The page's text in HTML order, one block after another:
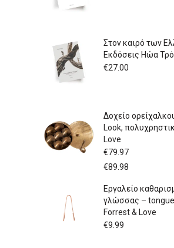
Στον καιρό των
Εκδόσεις Ηώα
€27.00
Δοχείο
Look,
Love
€79.97
€89.98
Εργαλείο
γλώσσας – tongue
Forrest & Love
€9.99